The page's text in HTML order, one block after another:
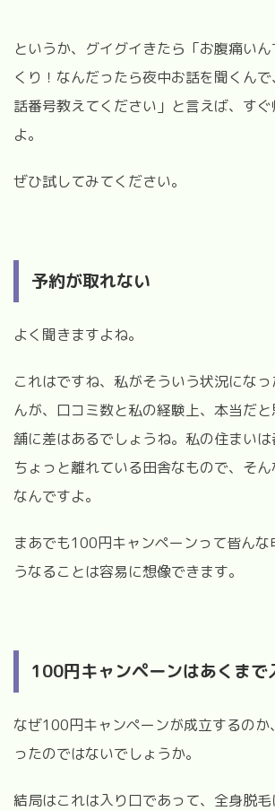
というか、グイグイきたら「お腹痛い
くり！なんだったら夜中お話を聞くん
話番号教えてください」と言えば、す
よ。
ぜひ試してみてください。
予約が取れない
よく聞きますよね。
これはですね、私がそういう状況にな
んが、口コミ数と私の経験上、本当だ
舗に差はあるでしょうね。私の住まい
ちょっと離れている田舎なもので、そ
なんですよ。
まあでも100円キャンペーンって皆んな
うなることは容易に想像できます。
100円キャンペーンはあくまで
なぜ100円キャンペーンが成立するのか
ったのではないでしょうか。
結局はこれは入り口であって、全身脱